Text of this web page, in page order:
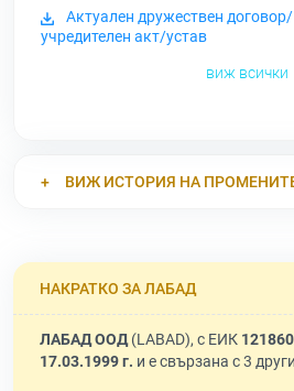
Актуален дружествен договор/
учредителен акт/устав
виж всички
ВИЖ ИСТОРИЯ НА
НАКРАТКО ЗА ЛАБАД
ЛАБАД ООД(LABAD), с ЕИК
17.03.1999 г. и е свързана с 3